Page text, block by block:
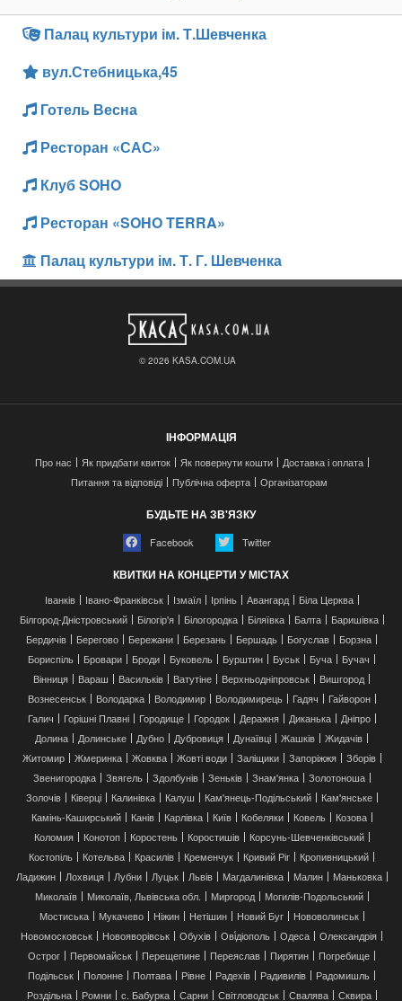
Палац культури ім. Т.Шевченка
вул.Стебницька,45
Готель Весна
Ресторан «САС»
Клуб SOHO
Ресторан «SOHO TERRA»
Палац культури ім. Т. Г. Шевченка
© 2026 KASA.COM.UA
ІНФОРМАЦІЯ
Про нас Як придбати квиток Як повернути кошти
Доставка і оплата
Питання та відповіді
Публічна оферта Організаторам
БУДЬТЕ НА ЗВ'ЯЗКУ
Facebook Twitter
КВИТКИ НА КОНЦЕРТИ У МІСТАХ
Іванків Івано-Франківськ Ізмаїл Ірпінь Авангард
Біла Церква
Білгород-Дністровський
Білогір'я Білогородка Біляївка Балта
Баришівка
Бердичів
Берегово Бережани Березань Бершадь Богуслав
Борзна
Бориспіль
Бровари Броди Буковель Бурштин Буськ Буча
Бучач
Вінниця
Вараш Васильків Ватутіне Верхньодніпровськ
Вишгород
Вознесенськ
Володарка Володимир Володимирець Гадяч
Гайворон
Галич
Горішні Плавні Городище Городок Деражня Диканька
Дніпро
Долина
Долинське Дубно Дубровиця Дунаївці Жашків
Жидачів
Житомир
Жмеринка Жовква Жовті води Заліщики Запоріжжя
Зборів
Звенигородка
Звягель Здолбунів Зеньків Знам'янка
Золотоноша
Золочів
Ківерці Калинівка Калуш Кам'янець-Подільський
Кам'янське
Камінь-Каширський
Канів Карлівка Київ Кобеляки Ковель
Козова
Коломия
Конотоп Коростень Коростишів
Корсунь-Шевченківський
Костопіль
Котельва Красилів Кременчук Кривий Ріг
Кропивницький
Ладижин
Лохвиця Лубни Луцьк Львів Магдалинівка Малин
Маньковка
Миколаїв
Миколаїв, Львівська обл. Миргород
Могилів-Подольський
Мостиська
Мукачево Ніжин Нетішин Новий Буг
Нововолинськ
Новомосковськ
Новояворівськ Обухів Ові́діополь Одеса
Олександрія
Острог
Первомайськ Перещепине Переяслав Пирятин
Погребище
Подільськ
Полонне Полтава Рівне Радехів Радивилів
Радомишль
Роздільна
Ромни с. Бабурка Сарни Світловодськ Свалява Сквира